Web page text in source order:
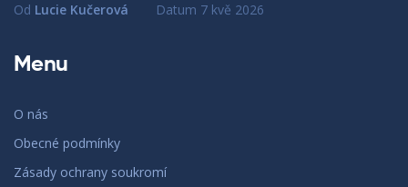
Od Lucie Kučerová Datum 7 kvě 2026
Menu
O nás
Obecné podmínky
Zásady ochrany soukromí